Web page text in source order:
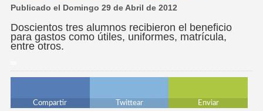
Publicado el Domingo 29 de Abril de 2012
Doscientos tres alumnos recibieron el beneficio
para gastos como útiles, uniformes, matrícula,
entre otros.
Compartir Twittear Enviar